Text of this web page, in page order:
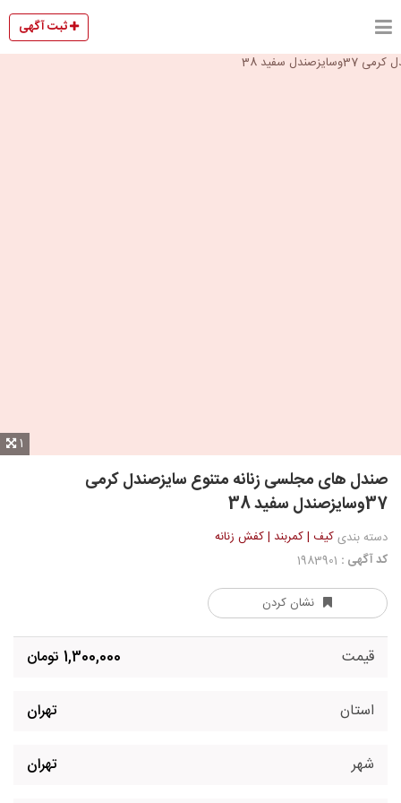
ثبت آگهی
1
صندل های مجلسی زنانه متنوع سایزصندل کرمی
37وسایزصندل سفید 38
دسته بندیکیف | کمربند | کفش زنانه
کد آگهی :
نشان کردن
قیمت 1,300,000 تومان
استان تهران
شهر تهران